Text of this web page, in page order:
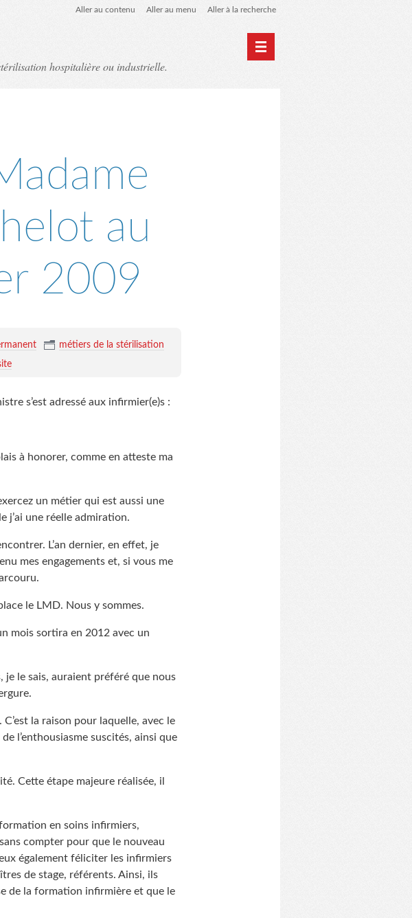
Aller au contenu Aller au menu Aller à la recherche
hospitalière ou industrielle.
au
2009
métiers de la stérilisation
s’est adressé aux infirmier(e)s :
à honorer, comme en atteste ma
un métier qui est aussi une
j’ai une réelle admiration.
L’an dernier, en effet, je
mes engagements et, si vous me
le LMD. Nous y sommes.
mois sortira en 2012 avec un
je le sais, auraient préféré que nous
la raison pour laquelle, avec le
l’enthousiasme suscités, ainsi que
Cette étape majeure réalisée, il
en soins infirmiers,
compter pour que le nouveau
également féliciter les infirmiers
de stage, référents. Ainsi, ils
de la formation infirmière et que le